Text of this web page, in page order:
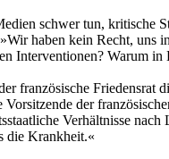
schwer tun, kritische
haben kein Recht, uns
Interventionen? Warum
französische
Vorsitzende der
Verhältnisse
die Krankheit.«